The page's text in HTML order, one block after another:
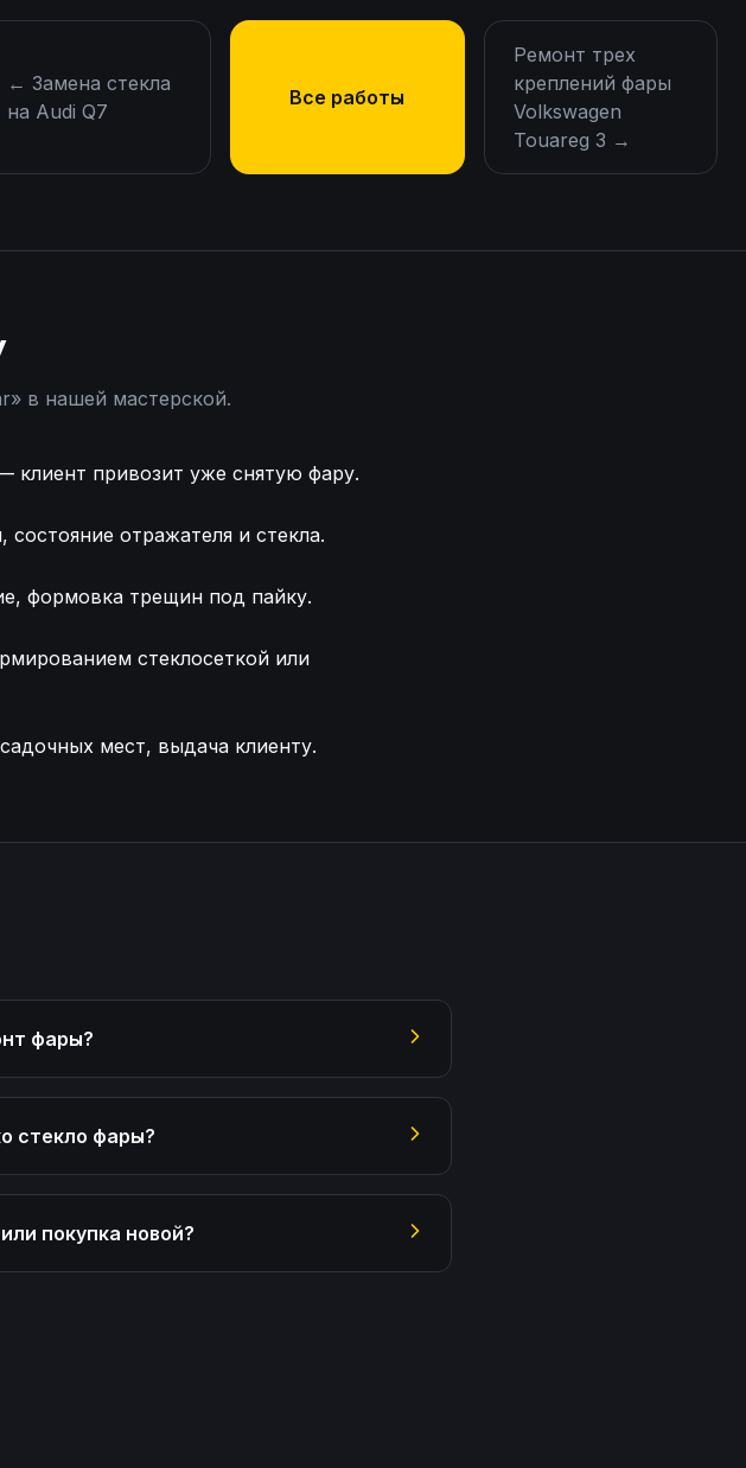
← Замена стекла
на Audi Q7
Все работы
Ремонт трех
креплений фары
Volkswagen
Touareg 3 →
» в нашей мастерской.
клиент привозит уже снятую фару.
отражателя и стекла.
формовка трещин под пайку.
стеклосеткой или
мест, выдача клиенту.
фары?
стекло фары?
покупка новой?